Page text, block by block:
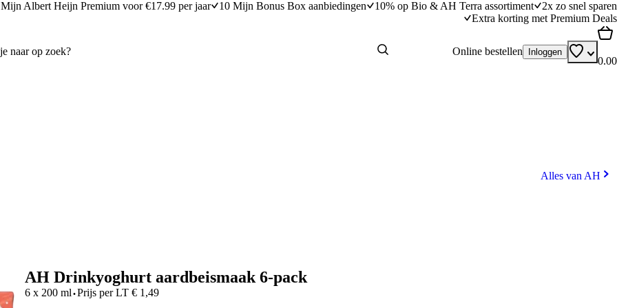
Mijn Albert Heijn Premium voor €17.99 per jaar 10 Mijn Bonus Box aanbiedingen 10% op Bio & AH Terra assortiment
2x zo snel sparen
Extra korting met Premium Deals
Online bestellen Inloggen
0.00
Alles van AH
AH Drinkyoghurt aardbeismaak 6-pack
6 x 200 ml·Prijs per LT€ 1,49